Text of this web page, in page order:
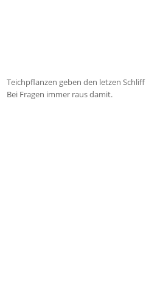
Teichpflanzen geben den letzen Schliff
Bei Fragen immer raus damit.